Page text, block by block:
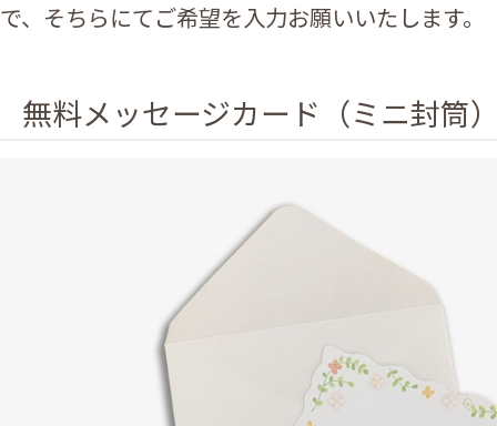
で、そちらにてご希望を入力お願いいたします。
無料メッセージカード（ミニ封筒